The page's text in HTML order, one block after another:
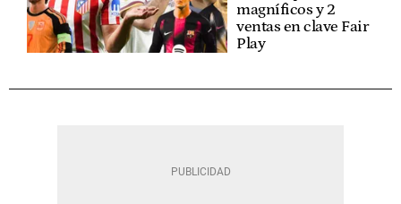
magníficos y 2
ventas en clave Fair
Play